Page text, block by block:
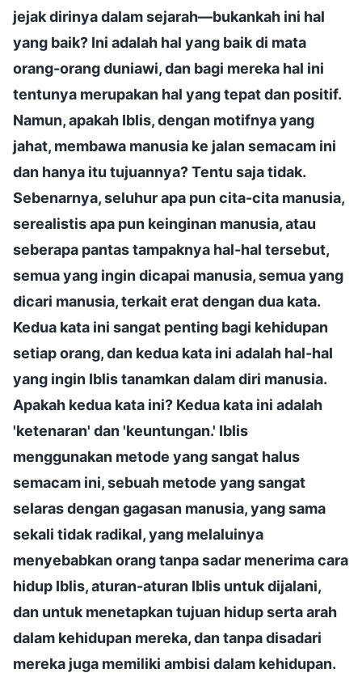
jejak dirinya dalam sejarah—bukankah ini hal
yang baik? Ini adalah hal yang baik di mata
orang-orang duniawi, dan bagi mereka hal ini
tentunya merupakan hal yang tepat dan positif.
Namun, apakah Iblis, dengan motifnya yang
jahat, membawa manusia ke jalan semacam ini
dan hanya itu tujuannya? Tentu saja tidak.
Sebenarnya, seluhur apa pun cita-cita manusia,
serealistis apa pun keinginan manusia, atau
seberapa pantas tampaknya hal-hal tersebut,
semua yang ingin dicapai manusia, semua yang
dicari manusia, terkait erat dengan dua kata.
Kedua kata ini sangat penting bagi kehidupan
setiap orang, dan kedua kata ini adalah hal-hal
yang ingin Iblis tanamkan dalam diri manusia.
Apakah kedua kata ini? Kedua kata ini adalah
'ketenaran' dan 'keuntungan.' Iblis
menggunakan metode yang sangat halus
semacam ini, sebuah metode yang sangat
selaras dengan gagasan manusia, yang sama
sekali tidak radikal, yang melaluinya
menyebabkan orang tanpa sadar menerima cara
hidup Iblis, aturan-aturan Iblis untuk dijalani,
dan untuk menetapkan tujuan hidup serta arah
dalam kehidupan mereka, dan tanpa disadari
mereka juga memiliki ambisi dalam kehidupan.